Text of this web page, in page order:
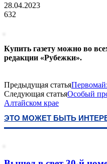
28.04.2023
632
Купить газету можно во
редакции «Рубежки».
Предыдущая статья
Следующая статьяОсобый
Алтайском крае
ЭТО МОЖЕТ БЫТЬ